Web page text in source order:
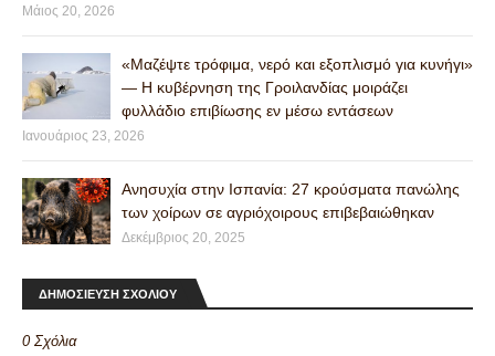
Μάιος 20, 2026
«Μαζέψτε τρόφιμα, νερό και εξοπλισμό για κυνήγι»
— Η κυβέρνηση της Γροιλανδίας μοιράζει
φυλλάδιο επιβίωσης εν μέσω εντάσεων
Ιανουάριος 23, 2026
Ανησυχία στην Ισπανία: 27 κρούσματα πανώλης
των χοίρων σε αγριόχοιρους επιβεβαιώθηκαν
Δεκέμβριος 20, 2025
ΔΗΜΟΣΙΕΥΣΗ ΣΧΟΛΙΟΥ
0 Σχόλια